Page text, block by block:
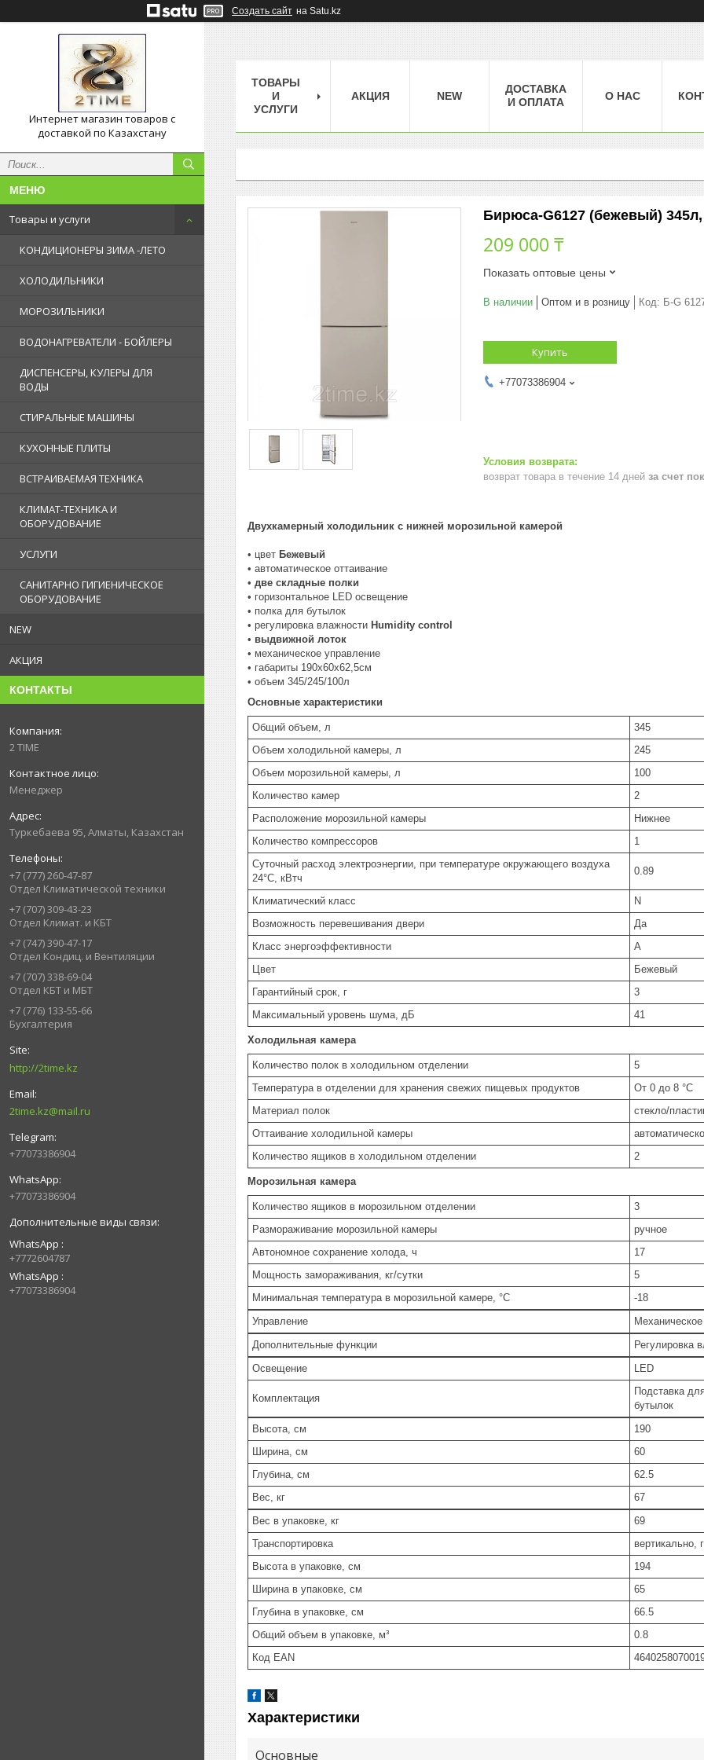
Создать сайт на Satu.kz
Интернет магазин товаров с
доставкой по Казахстану
Товары и услуги
КОНДИЦИОНЕРЫ ЗИМА -ЛЕТО
ХОЛОДИЛЬНИКИ
МОРОЗИЛЬНИКИ
ВОДОНАГРЕВАТЕЛИ - БОЙЛЕРЫ
ДИСПЕНСЕРЫ, КУЛЕРЫ ДЛЯ
ВОДЫ
СТИРАЛЬНЫЕ МАШИНЫ
КУХОННЫЕ ПЛИТЫ
ВСТРАИВАЕМАЯ ТЕХНИКА
КЛИМАТ-ТЕХНИКА И
ОБОРУДОВАНИЕ
УСЛУГИ
САНИТАРНО ГИГИЕНИЧЕСКОЕ
ОБОРУДОВАНИЕ
NEW
АКЦИЯ
КОНТАКТЫ
2 TIME
Менеджер
Туркебаева 95, Алматы, Казахстан
+7 (777) 260-47-87
Отдел Климатической техники
+7 (707) 309-43-23
Отдел Климат. и КБТ
+7 (747) 390-47-17
Отдел Кондиц. и Вентиляции
+7 (707) 338-69-04
Отдел КБТ и МБТ
+7 (776) 133-55-66
Бухгалтерия
http://2time.kz
2time.kz@mail.ru
+77073386904
+77073386904
WhatsApp
+7772604787
WhatsApp
+77073386904
ТОВАРЫ
И
УСЛУГИ
АКЦИЯ NEW
ДОСТАВКА
И ОПЛАТА
О НАС
Бирюса-G6127 (бежевый)
209 000 ₸
Показать оптовые цены
В наличии Оптом и в розницу Код: Б-G
Купить
+77073386904
возврат товара в течение 14 дней за счет
Двухкамерный холодильник с нижней морозильной камерой
• цвет Бежевый
• автоматическое оттаивание
• две складные полки
• горизонтальное LED освещение
• полка для бутылок
• регулировка влажности Humidity control
• выдвижной лоток
• механическое управление
• габариты 190х60х62,5см
• объем 345/245/100л
Основные характеристики
Общий объем, л
345
Объем холодильной камеры, л
245
Объем морозильной камеры, л
100
Количество камер
2
Расположение морозильной камеры
Нижнее
Количество компрессоров
1
Суточный расход электроэнергии, при температуре окружающего воздуха
24°C, кВтч
0.89
Климатический класс
N
Возможность перевешивания двери
Да
Класс энергоэффективности
A
Цвет
Бежевый
Гарантийный срок, г
3
Максимальный уровень шума, дБ
41
Холодильная камера
Количество полок в холодильном отделении
5
Температура в отделении для хранения свежих пищевых продуктов
От 0 до 8 °C
Материал полок
стекло/
Оттаивание холодильной камеры
Количество ящиков в холодильном отделении
2
Морозильная камера
Количество ящиков в морозильном отделении
3
Размораживание морозильной камеры
ручное
Автономное сохранение холода, ч
17
Мощность замораживания, кг/сутки
5
Минимальная температура в морозильной камере, °C
-18
Управление
Механическое
Дополнительные функции
Регулировка
Освещение
LED
Комплектация
Подставка
бутылок
Высота, см
190
Ширина, см
60
Глубина, см
62.5
Вес, кг
67
Вес в упаковке, кг
69
Транспортировка
вертикально,
Высота в упаковке, см
194
Ширина в упаковке, см
65
Глубина в упаковке, см
66.5
Общий объем в упаковке, м³
0.8
Код EAN
Характеристики
Основные